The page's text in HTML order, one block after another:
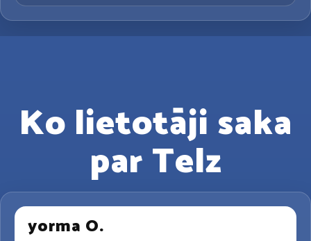
Ko lietotāji saka
par Telz
yorma O.